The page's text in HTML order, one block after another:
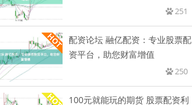
251
配资论坛 融亿配资：专业股票配
资平台，助您财富增值
250
100元就能玩的期货 股票配资利